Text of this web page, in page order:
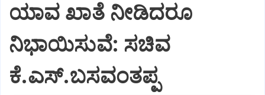
ಯಾವ ಖಾತೆ ನೀಡಿದರೂ
ನಿಭಾಯಿಸುವೆ: ಸಚಿವ
ಕೆ.ಎಸ್.ಬಸವಂತಪ್ಪ